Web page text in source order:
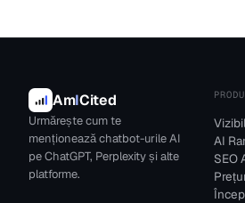
AmICited
Urmărește cum te
menționează chatbot-urile AI
pe ChatGPT, Perplexity și alte
platforme.
AI
SEO